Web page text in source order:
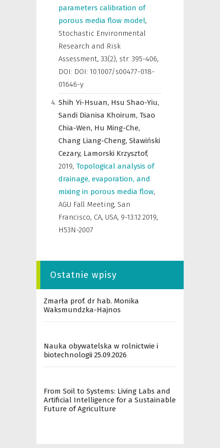
parameters calibration of
porous media flow model,
Stochastic Environmental
Research and Risk
Assessment, 33(2), str. 395-406,
DOI: DOI: 10.1007/s00477-018-
01646-y
Shih Yi-Hsuan, Hsu Shao-Yiu,
Sandi Dianisa Khoirum, Tsao
Chia-Wen, Hu Ming-Che,
Chang Liang-Cheng, Sławiński
Cezary, Lamorski Krzysztof,
2019, Topological analysis of
drainage, evaporation, and
mixing in porous media flow,
AGU Fall Meeting, San
Francisco, CA, USA, 9-13.12.2019,
H53N-2007
Ostatnie wpisy
Zmarła prof. dr hab. Monika
Waksmundzka-Hajnos
Nauka obywatelska w rolnictwie i
biotechnologii 25.09.2026
From Soil to Systems: Living Labs and
Artificial Intelligence for a Sustainable
Future of Agriculture